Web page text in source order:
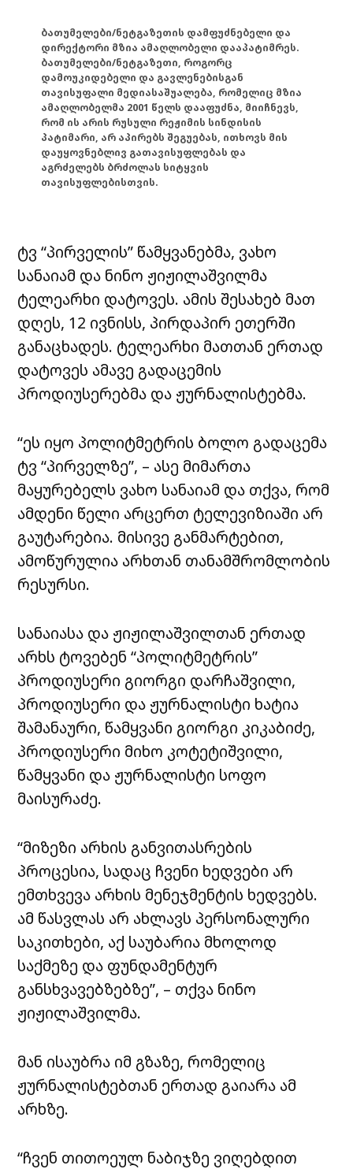
ბათუმელები/ნეტგაზეთის დამფუძნებელი და
დირექტორი მზია ამაღლობელი დააპატიმრეს.
ბათუმელები/ნეტგაზეთი, როგორც
დამოუკიდებელი და გავლენებისგან
თავისუფალი მედიასაშუალება, რომელიც მზია
ამაღლობელმა 2001 წელს დააფუძნა, მიიჩნევს,
რომ ის არის რუსული რეჟიმის სინდისის
პატიმარი, არ აპირებს შეგუებას, ითხოვს მის
დაუყოვნებლივ გათავისუფლებას და
აგრძელებს ბრძოლას სიტყვის
თავისუფლებისთვის.
ტვ “პირველის” წამყვანებმა, ვახო
სანაიამ და ნინო ჟიჟილაშვილმა
ტელეარხი დატოვეს. ამის შესახებ მათ
დღეს, 12 ივნისს, პირდაპირ ეთერში
განაცხადეს. ტელეარხი მათთან ერთად
დატოვეს ამავე გადაცემის
პროდიუსერებმა და ჟურნალისტებმა.
“ეს იყო პოლიტმეტრის ბოლო გადაცემა
ტვ “პირველზე”, – ასე მიმართა
მაყურებელს ვახო სანაიამ და თქვა, რომ
ამდენი წელი არცერთ ტელევიზიაში არ
გაუტარებია. მისივე განმარტებით,
ამოწურულია არხთან თანამშრომლობის
რესურსი.
სანაიასა და ჟიჟილაშვილთან ერთად
არხს ტოვებენ “პოლიტმეტრის”
პროდიუსერი გიორგი დარჩაშვილი,
პროდიუსერი და ჟურნალისტი ხატია
შამანაური, წამყვანი გიორგი კიკაბიძე,
პროდიუსერი მიხო კოტეტიშვილი,
წამყვანი და ჟურნალისტი სოფო
მაისურაძე.
“მიზეზი არხის განვითასრების
პროცესია, სადაც ჩვენი ხედვები არ
ემთხვევა არხის მენეჯმენტის ხედვებს.
ამ წასვლას არ ახლავს პერსონალური
საკითხები, აქ საუბარია მხოლოდ
საქმეზე და ფუნდამენტურ
განსხვავებზებზე”, – თქვა ნინო
ჟიჟილაშვილმა.
მან ისაუბრა იმ გზაზე, რომელიც
ჟურნალისტებთან ერთად გაიარა ამ
არხზე.
“ჩვენ თითოეულ ნაბიჯზე ვიღებდით